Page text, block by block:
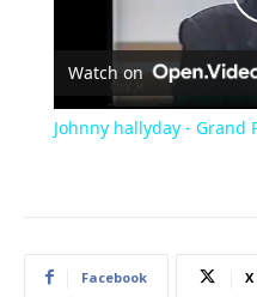
Watch on
Johnny hallyday - Grand
Facebook X